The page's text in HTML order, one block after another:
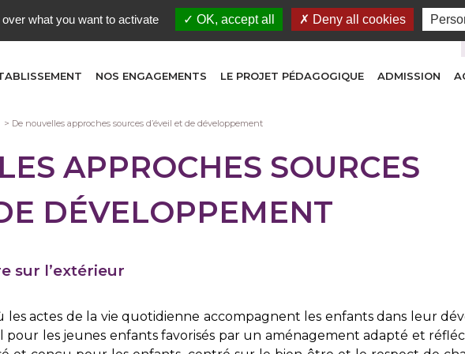
NOS ENGAGEMENTS LE PROJET PÉDAGOGIQUE ADMISSION
De nouvelles approches sources d’éveil et de développement
APPROCHES SOURCES
DÉVELOPPEMENT
sur l’extérieur
les actes de la vie quotidienne accompagnent les enfants dans leur
pour les jeunes enfants favorisés par un aménagement adapté et
what you want to activate OK, accept all Deny all cookies